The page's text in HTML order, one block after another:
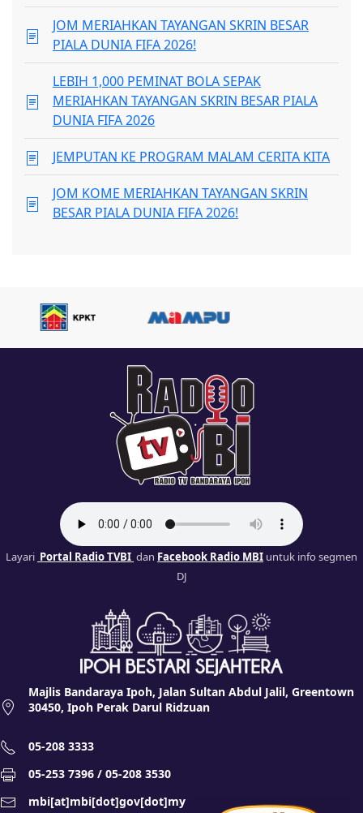
JOM MERIAHKAN TAYANGAN SKRIN BESAR
PIALA DUNIA FIFA 2026!
LEBIH 1,000 PEMINAT BOLA SEPAK
MERIAHKAN TAYANGAN SKRIN BESAR PIALA
DUNIA FIFA 2026
JEMPUTAN KE PROGRAM MALAM CERITA KITA
JOM KOME MERIAHKAN TAYANGAN SKRIN
BESAR PIALA DUNIA FIFA 2026!
Layari Portal Radio TVBI dan Facebook Radio MBI untuk info segmen
DJ
Majlis Bandaraya Ipoh, Jalan Sultan Abdul Jalil, Greentown
30450, Ipoh Perak Darul Ridzuan
05-208 3333
05-253 7396 / 05-208 3530
mbi[at]mbi[dot]gov[dot]my